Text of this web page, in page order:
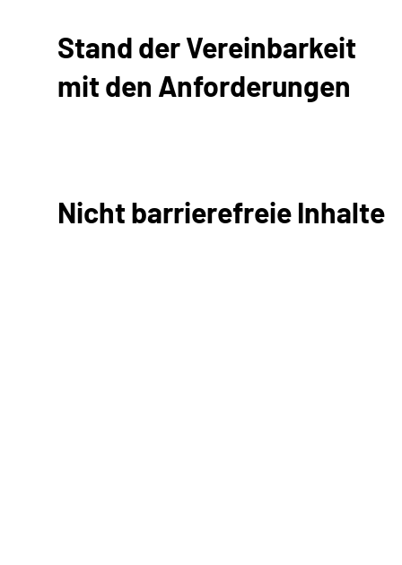
Stand der Vereinbarkeit
mit den Anforderungen
Nicht barrierefreie Inhalte